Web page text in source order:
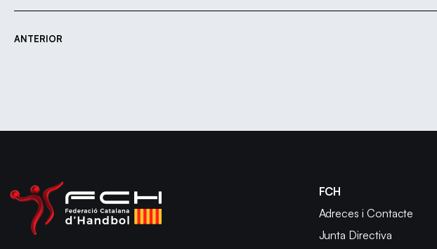
ANTERIOR
FCH
Adreces i Contacte
Junta Directiva